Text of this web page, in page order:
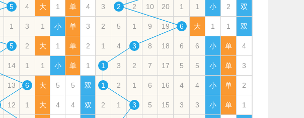
5 4 大 1 单 4 3 2 2 10 20 1 1 小 2 双
1 3 1 小 单 3 2 5 1 9 19 6 大 1 1 双
5 2 大 1 单 2 1 4 3 8 18 6 6 小 单 4
14 1 1 小 单 1 1 3 2 7 17 5 5 小 单 3
13 6 大 5 5 双 1 2 1 6 16 4 4 小 单 2
12 1 大 4 4 双 2 1 3 5 15 3 3 小 单 1